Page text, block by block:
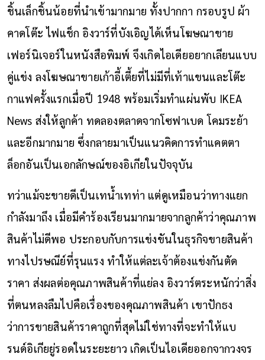
ชิ้นเล็กชิ้นน้อยที่นำเข้ามากมาย ทั้งปากกา กรอบรูป ผ้า
คาดโต๊ะ ไฟแช็ก อิงวาร์ที่บังเอิญได้เห็นโฆษณาขาย
เฟอร์นิเจอร์ในหนังสือพิมพ์ จึงเกิดไอเดียอยากเลียนแบบ
คู่แข่ง ลงโฆษณาขายเก้าอี้เตี้ยที่ไม่มีที่เท้าแขนและโต๊ะ
กาแฟครั้งแรกเมื่อปี 1948 พร้อมเริ่มทำแผ่นพับ IKEA
News ส่งให้ลูกค้า ทดลองตลาดจากโซฟาเบด โคมระย้า
และอีกมากมาย ซึ่งกลายมาเป็นแนวคิดการทำแคตตา
ล็อกอันเป็นเอกลักษณ์ของอิเกียในปัจจุบัน
ทว่าแม้จะขายดีเป็นเทน้ำเทท่า แต่ดูเหมือนว่าทางแยก
กำลังมาถึง เมื่อมีคำร้องเรียนมากมายจากลูกค้าว่าคุณภาพ
สินค้าไม่ดีพอ ประกอบกับการแข่งขันในธุรกิจขายสินค้า
ทางไปรษณีย์ที่รุนแรง ทำให้แต่ละเจ้าต้องแข่งกันตัด
ราคา ส่งผลต่อคุณภาพสินค้าที่แย่ลง อิงวาร์ตระหนักว่าสิ่ง
ที่ตนหลงลืมไปคือเรื่องของคุณภาพสินค้า เขาปักธง
ว่าการขายสินค้าราคาถูกที่สุดไม่ใช่ทางที่จะทำให้แบ
รนด์อิเกียยู่รอดในระยะยาว เกิดเป็นไอเดียออกจากวงจร